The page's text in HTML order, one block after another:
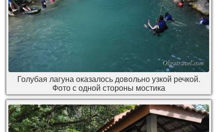
Голубая лагуна оказалось довольно узкой речкой.
Фото с одной стороны мостика